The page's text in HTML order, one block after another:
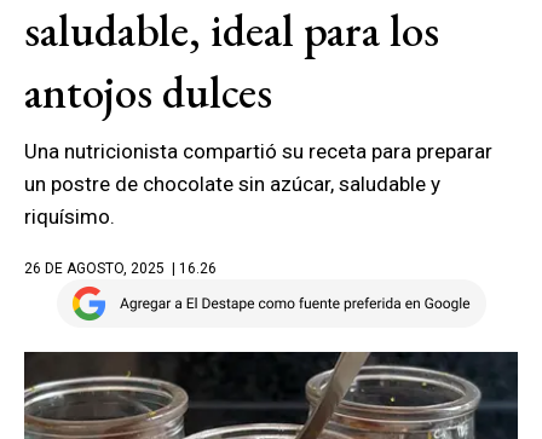
saludable, ideal para los
antojos dulces
Una nutricionista compartió su receta para preparar
un postre de chocolate sin azúcar, saludable y
riquísimo.
26 DE AGOSTO, 2025 | 16.26